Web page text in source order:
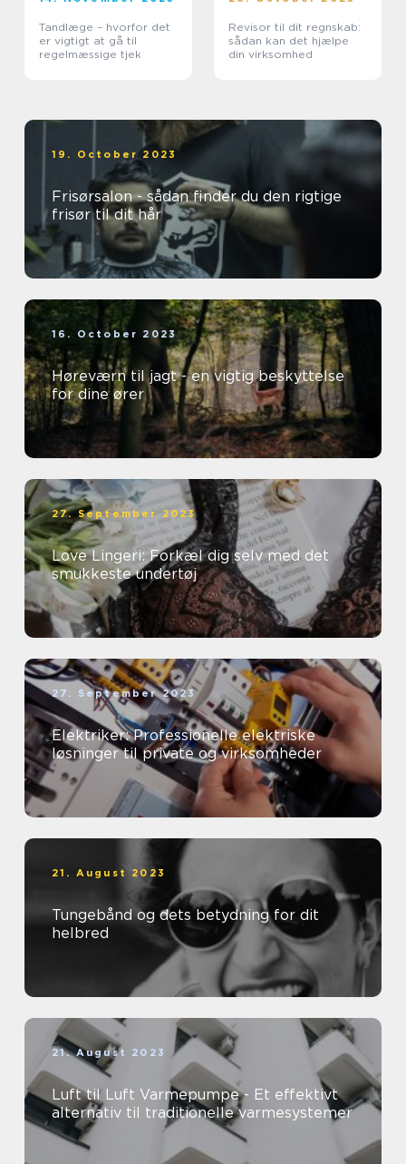
Tandlæge – hvorfor det
er vigtigt at gå til
regelmæssige tjek
Revisor til dit regnskab:
sådan kan det hjælpe
din virksomhed
19. October 2023
Frisørsalon - sådan finder du den rigtige
frisør til dit hår
16. October 2023
Høreværn til jagt - en vigtig beskyttelse
for dine ører
27. September 2023
Love Lingeri: Forkæl dig selv med det
smukkeste undertøj
27. September 2023
Elektriker: Professionelle elektriske
løsninger til private og virksomheder
21. August 2023
Tungebånd og dets betydning for dit
helbred
21. August 2023
Luft til Luft Varmepumpe - Et effektivt
alternativ til traditionelle varmesystemer